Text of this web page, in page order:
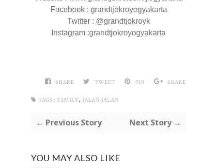
Facebook : grandtjokroyogyakarta
Twitter : @grandtjokroyk
Instagram :grandtjokroyogyakarta
SHARE TWEET PIN SHARE
TAGS : FAMILY, JALAN-JALAN
← Previous Story Next Story →
YOU MAY ALSO LIKE